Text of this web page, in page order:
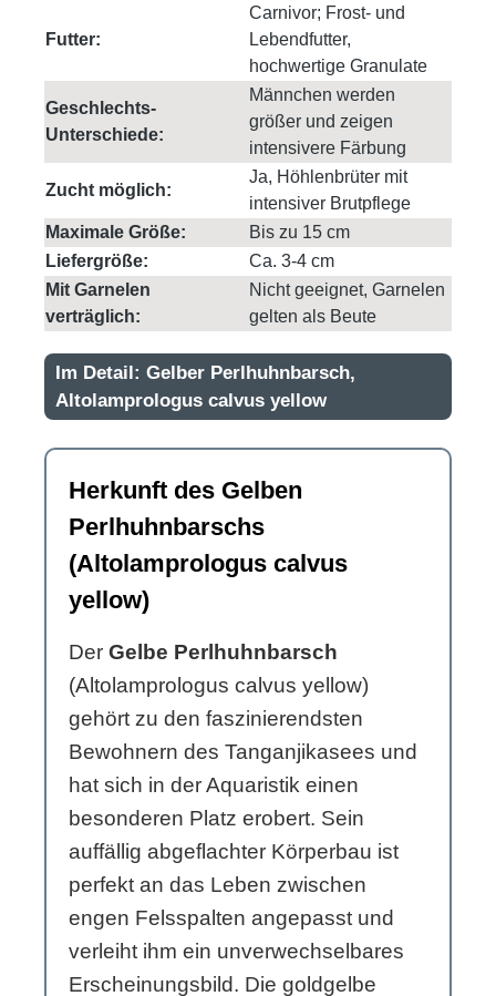
Futter:
Carnivor; Frost- und
Lebendfutter,
hochwertige Granulate
Geschlechts-
Unterschiede:
Männchen werden
größer und zeigen
intensivere Färbung
Zucht möglich:
Ja, Höhlenbrüter mit
intensiver Brutpflege
Maximale Größe:
Bis zu 15 cm
Liefergröße:
Ca. 3-4 cm
Mit Garnelen
verträglich:
Nicht geeignet, Garnelen
gelten als Beute
Im Detail: Gelber Perlhuhnbarsch,
Altolamprologus calvus yellow
Herkunft des Gelben
Perlhuhnbarschs
(Altolamprologus calvus
yellow)
Der Gelbe Perlhuhnbarsch
(Altolamprologus calvus yellow)
gehört zu den faszinierendsten
Bewohnern des Tanganjikasees und
hat sich in der Aquaristik einen
besonderen Platz erobert. Sein
auffällig abgeflachter Körperbau ist
perfekt an das Leben zwischen
engen Felsspalten angepasst und
verleiht ihm ein unverwechselbares
Erscheinungsbild. Die goldgelbe